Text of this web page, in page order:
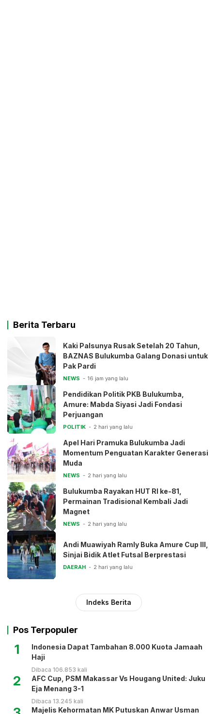
Berita Terbaru
Kaki Palsunya Rusak Setelah 20 Tahun,
BAZNAS Bulukumba Galang Donasi untuk
Pak Pardi
NEWS 16 jam yang lalu
Pendidikan Politik PKB Bulukumba,
Amure: Mabda Siyasi Jadi Fondasi
Perjuangan
POLITIK 2 hari yang lalu
Apel Hari Pramuka Bulukumba Jadi
Momentum Penguatan Karakter Generasi
Muda
NEWS 2 hari yang lalu
Bulukumba Rayakan HUT RI ke-81,
Permainan Tradisional Kembali Jadi
Magnet
NEWS 2 hari yang lalu
Andi Muawiyah Ramly Buka Amure Cup III,
Sinjai Bidik Atlet Futsal Berprestasi
DAERAH 2 hari yang lalu
Indeks Berita
Pos Terpopuler
1
Indonesia Dapat Tambahan 8.000 Kuota Jamaah
Haji
Dibaca 106.853 kali
2
AFC Cup, PSM Makassar Vs Hougang United: Juku
Eja Menang 3-1
Dibaca 13.245 kali
Majelis Kehormatan MK Putuskan Anwar Usman